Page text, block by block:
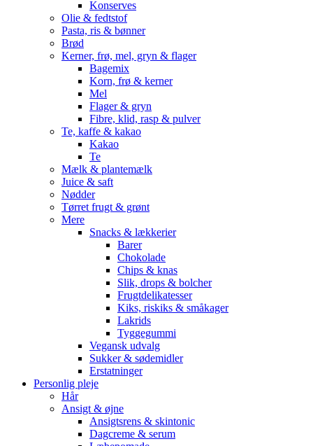
Konserves
Olie & fedtstof
Pasta, ris & bønner
Brød
Kerner, frø, mel, gryn & flager
Bagemix
Korn, frø & kerner
Mel
Flager & gryn
Fibre, klid, rasp & pulver
Te, kaffe & kakao
Kakao
Te
Mælk & plantemælk
Juice & saft
Nødder
Tørret frugt & grønt
Mere
Snacks & lækkerier
Barer
Chokolade
Chips & knas
Slik, drops & bolcher
Frugtdelikatesser
Kiks, riskiks & småkager
Lakrids
Tyggegummi
Vegansk udvalg
Sukker & sødemidler
Erstatninger
Personlig pleje
Hår
Ansigt & øjne
Ansigtsrens & skintonic
Dagcreme & serum